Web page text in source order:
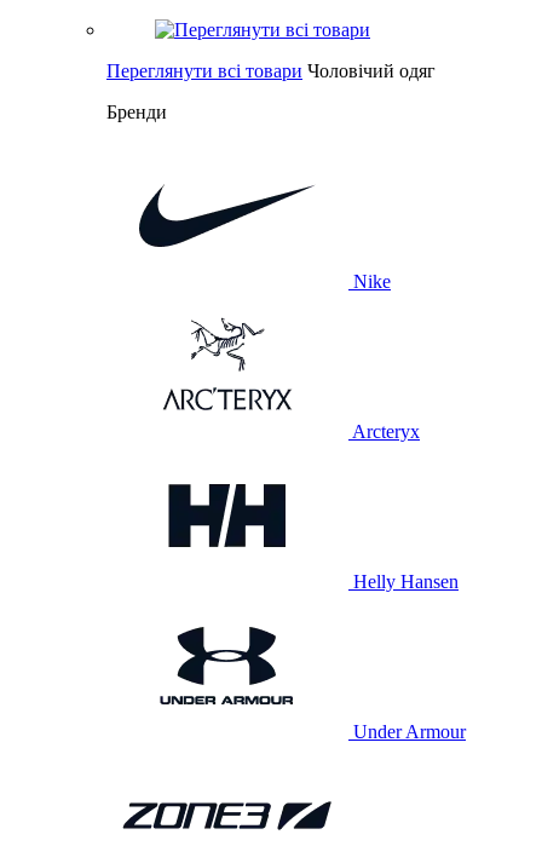
Переглянути всі товари Чоловічий одяг
Бренди
Nike
Arcteryx
Helly Hansen
Under Armour